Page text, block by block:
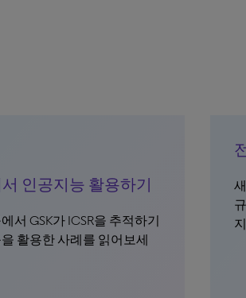
인공지능 활용하기
서 GSK가 ICSR을 추적하기
활용한 사례를 읽어보세